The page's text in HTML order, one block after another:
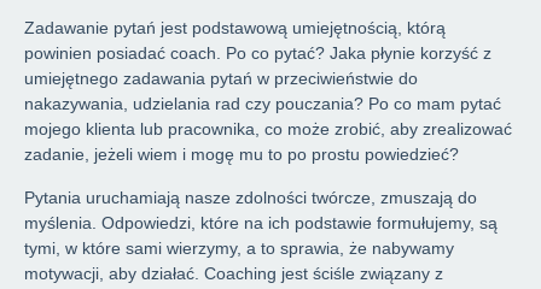
Zadawanie pytań jest podstawową umiejętnością, którą
powinien posiadać coach. Po co pytać? Jaka płynie korzyść z
umiejętnego zadawania pytań w przeciwieństwie do
nakazywania, udzielania rad czy pouczania? Po co mam pytać
mojego klienta lub pracownika, co może zrobić, aby zrealizować
zadanie, jeżeli wiem i mogę mu to po prostu powiedzieć?
Pytania uruchamiają nasze zdolności twórcze, zmuszają do
myślenia. Odpowiedzi, które na ich podstawie formułujemy, są
tymi, w które sami wierzymy, a to sprawia, że nabywamy
motywacji, aby działać. Coaching jest ściśle związany z